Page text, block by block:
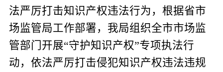
法严厉打击知识产权违法行为 ，根据省市
场监管局工作部署，我局组织全市市场监
管部门开展“守护知识产权”专项执法行
动，依法严厉打击侵犯知识产权违法违规